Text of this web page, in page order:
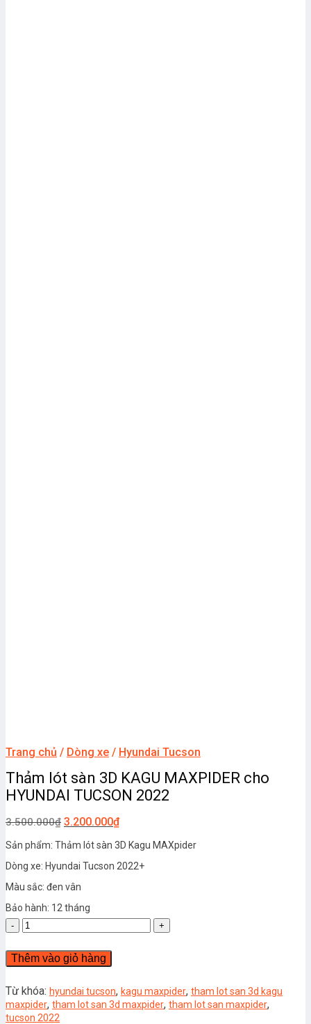
Trang chủ / Dòng xe / Hyundai Tucson
Thảm lót sàn 3D KAGU MAXPIDER cho
HYUNDAI TUCSON 2022
3.500.000₫ 3.200.000₫
Sản phẩm: Thảm lót sàn 3D Kagu MAXpider
Dòng xe: Hyundai Tucson 2022+
Màu sắc: đen vân
Bảo hành: 12 tháng
Thảm
lót
sàn
3D
MAXPIDER
cho
HYUNDAI
Thêm vào giỏ hàng
Từ khóa: hyundai tucson, kagu maxpider, tham lot san 3d kagu
maxpider, tham lot san 3d maxpider, tham lot san maxpider,
tucson 2022